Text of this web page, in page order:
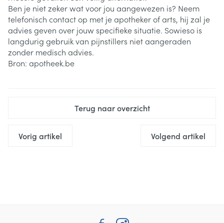
Ben je niet zeker wat voor jou aangewezen is? Neem
telefonisch contact op met je apotheker of arts, hij zal je
advies geven over jouw specifieke situatie. Sowieso is
langdurig gebruik van pijnstillers niet aangeraden
zonder medisch advies.
Bron: apotheek.be
Terug naar overzicht
Vorig artikel Volgend artikel